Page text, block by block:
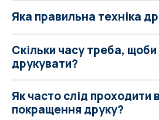
Яка правильна техніка
Скільки часу треба,
друкувати?
Як часто слід проходити
покращення друку?